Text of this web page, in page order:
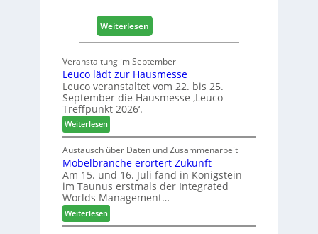
2
0
8
Weiterlesen:
4
J
a
h
C
M
D
e
u
s
Veranstaltung im September
Leuco lädt zur Hausmesse
Leuco veranstaltet vom 22. bis 25.
September die Hausmesse ‚Leuco
Treffpunkt 2026‘.
Weiterlesen:
L
e
u
c
o
l
ä
d
Austausch über Daten und Zusammenarbeit
Möbelbranche erörtert Zukunft
Am 15. und 16. Juli fand in Königstein
im Taunus erstmals der Integrated
Worlds Management…
Weiterlesen:
M